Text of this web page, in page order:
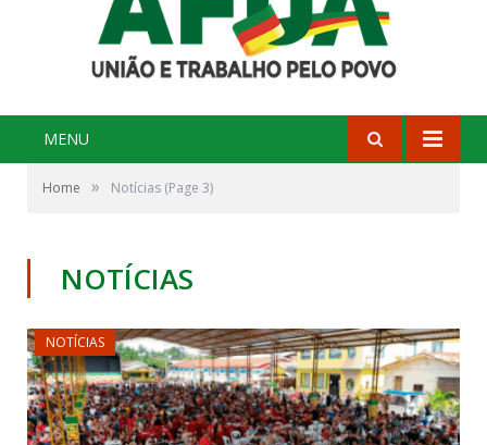
MENU
Home » Notícias (Page 3)
NOTÍCIAS
NOTÍCIAS